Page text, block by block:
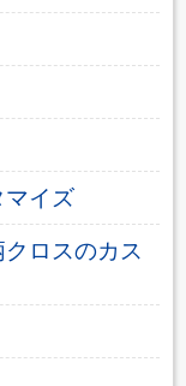
マイズ
ロスのカス